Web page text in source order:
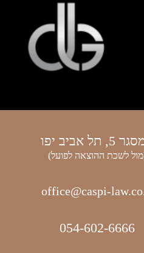
תל אביב יפו
לשכת ההוצאה לפועל)
office@caspi-
054-602-6666